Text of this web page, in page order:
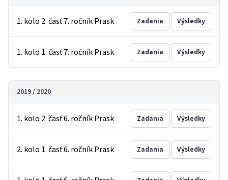
1. kolo 2. časť 7. ročník Prask Zadania Výsledky
1. kolo 1. časť 7. ročník Prask Zadania Výsledky
2019 / 2020
1. kolo 2. časť 6. ročník Prask Zadania Výsledky
2. kolo 1. časť 6. ročník Prask Zadania Výsledky